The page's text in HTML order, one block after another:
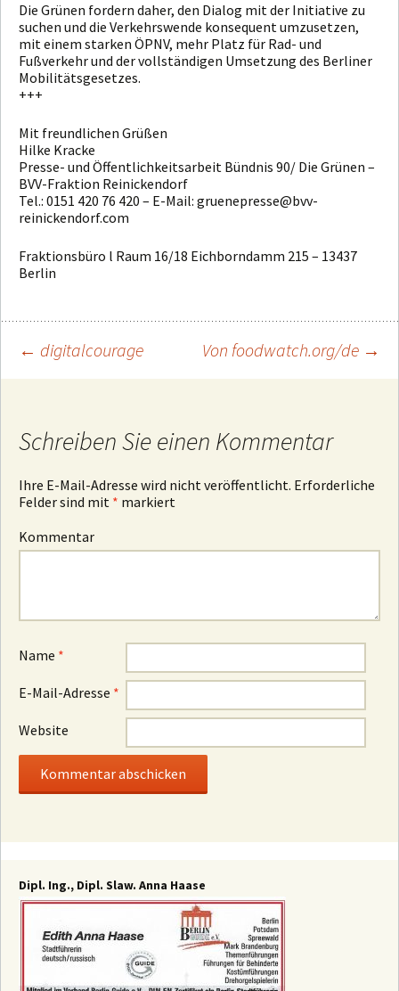
Die Grünen fordern daher, den Dialog mit der Initiative zu
suchen und die Verkehrswende konsequent umzusetzen,
mit einem starken ÖPNV, mehr Platz für Rad- und
Fußverkehr und der vollständigen Umsetzung des Berliner
Mobilitätsgesetzes.
+++
Mit freundlichen Grüßen
Hilke Kracke
Presse- und Öffentlichkeitsarbeit Bündnis 90/ Die Grünen –
BVV-Fraktion Reinickendorf
Tel.: 0151 420 76 420 – E-Mail: gruenepresse@bvv-
reinickendorf.com
Fraktionsbüro l Raum 16/18 Eichborndamm 215 – 13437
Berlin
Beitragsnavigation
← digitalcourage Von foodwatch.org/de →
Schreiben Sie einen Kommentar
Ihre E-Mail-Adresse wird nicht veröffentlicht. Erforderliche
Felder sind mit * markiert
Kommentar
Name *
E-Mail-Adresse *
Website
Dipl. Ing., Dipl. Slaw. Anna Haase